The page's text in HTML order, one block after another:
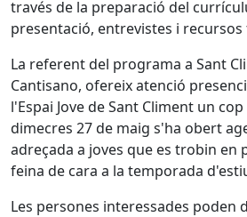
través de la preparació del
presentació, entrevistes i
La referent del programa a Sant
Cantisano, ofereix atenció
l'Espai Jove de Sant Climent un
dimecres 27 de maig s'ha obert
adreçada a joves que es trobin en
feina de cara a la temporada
Les persones interessades poden